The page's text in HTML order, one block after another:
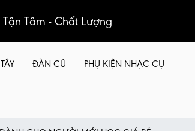
Tận Tâm - Chất Lượng
ĐÀN CŨ PHỤ KIỆN NHẠC CỤ